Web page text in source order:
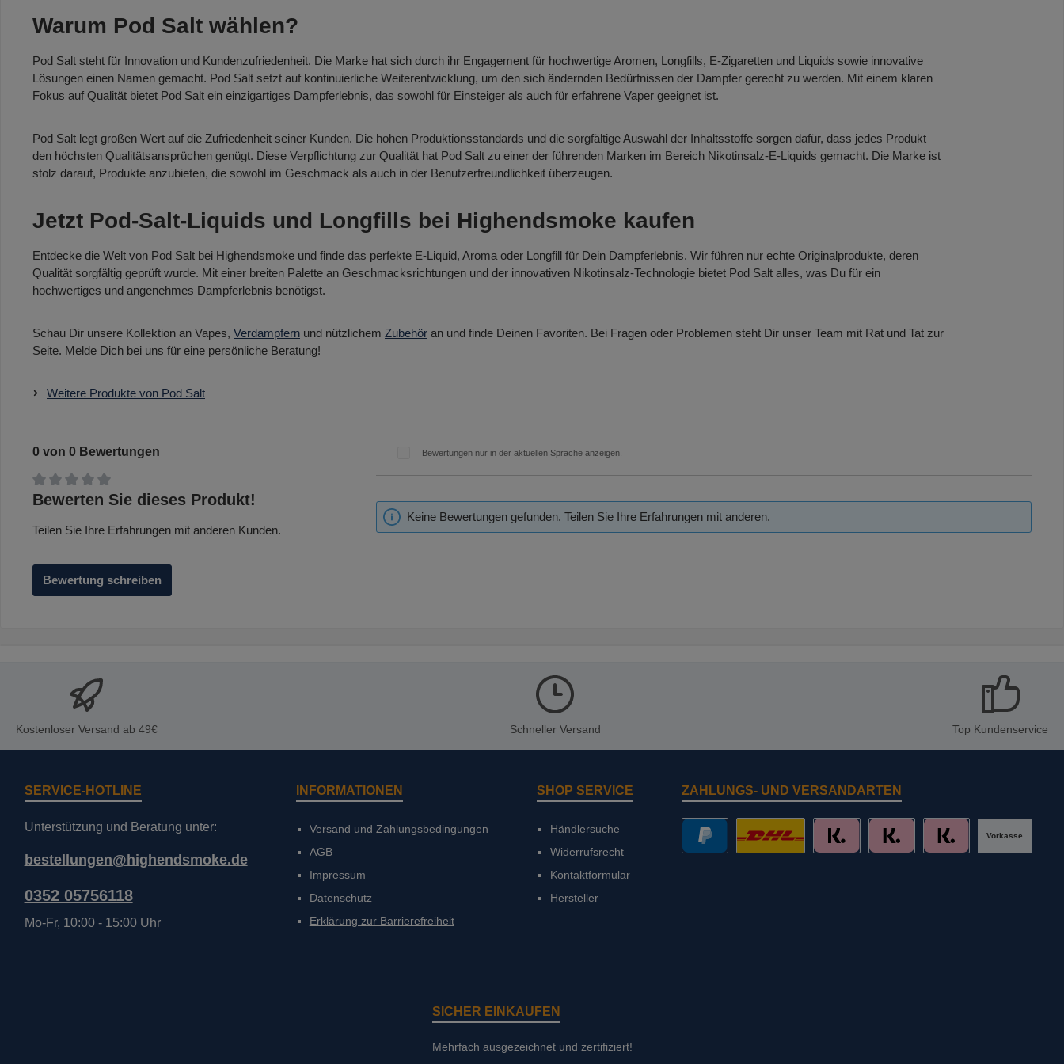
Warum Pod Salt wählen?
Pod Salt steht für Innovation und Kundenzufriedenheit. Die Marke hat sich durch ihr Engagement für hochwertige Aromen, Longfills, E-Zigaretten und Liquids sowie innovative
Lösungen einen Namen gemacht. Pod Salt setzt auf kontinuierliche Weiterentwicklung, um den sich ändernden Bedürfnissen der Dampfer gerecht zu werden. Mit einem klaren
Fokus auf Qualität bietet Pod Salt ein einzigartiges Dampferlebnis, das sowohl für Einsteiger als auch für erfahrene Vaper geeignet ist.
Pod Salt legt großen Wert auf die Zufriedenheit seiner Kunden. Die hohen Produktionsstandards und die sorgfältige Auswahl der Inhaltsstoffe sorgen dafür, dass jedes Produkt
den höchsten Qualitätsansprüchen genügt. Diese Verpflichtung zur Qualität hat Pod Salt zu einer der führenden Marken im Bereich Nikotinsalz-E-Liquids gemacht. Die Marke ist
stolz darauf, Produkte anzubieten, die sowohl im Geschmack als auch in der Benutzerfreundlichkeit überzeugen.
Jetzt Pod-Salt-Liquids und Longfills bei Highendsmoke kaufen
Entdecke die Welt von Pod Salt bei Highendsmoke und finde das perfekte E-Liquid, Aroma oder Longfill für Dein Dampferlebnis. Wir führen nur echte Originalprodukte, deren
Qualität sorgfältig geprüft wurde. Mit einer breiten Palette an Geschmacksrichtungen und der innovativen Nikotinsalz-Technologie bietet Pod Salt alles, was Du für ein
hochwertiges und angenehmes Dampferlebnis benötigst.
Schau Dir unsere Kollektion an Vapes, Verdampfern und nützlichem Zubehör an und finde Deinen Favoriten. Bei Fragen oder Problemen steht Dir unser Team mit Rat und Tat zur
Seite. Melde Dich bei uns für eine persönliche Beratung!
Weitere Produkte von Pod Salt
0 von 0 Bewertungen
Durchschnittliche Bewertung von 0 von 5 Sternen
Bewerten Sie dieses Produkt!
Teilen Sie Ihre Erfahrungen mit anderen Kunden.
Bewertung schreiben
Bewertungen nur in der aktuellen Sprache anzeigen.
Keine Bewertungen gefunden. Teilen Sie Ihre Erfahrungen mit anderen.
Kostenloser Versand ab 49€ Schneller Versand Top Kundenservice
SERVICE-HOTLINE
Unterstützung und Beratung unter:
bestellungen@highendsmoke.de
0352 05756118
Mo-Fr, 10:00 - 15:00 Uhr
INFORMATIONEN
Versand und Zahlungsbedingungen
AGB
Impressum
Datenschutz
Erklärung zur Barrierefreiheit
SHOP SERVICE
Händlersuche
Widerrufsrecht
Kontaktformular
Hersteller
ZAHLUNGS- UND VERSANDARTEN
Vorkasse
SICHER EINKAUFEN
Mehrfach ausgezeichnet und zertifiziert!